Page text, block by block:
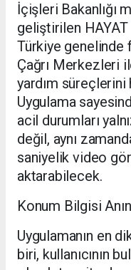
İçişleri Bakanlığı
geliştirilen
Türkiye
Çağrı Merkezleri
yardım süreçlerini
Uygulama
acil durumları
değil, aynı
saniyelik video
aktarabilecek.
Konum Bilgisi
Uygulamanın en
biri, kullanıcının